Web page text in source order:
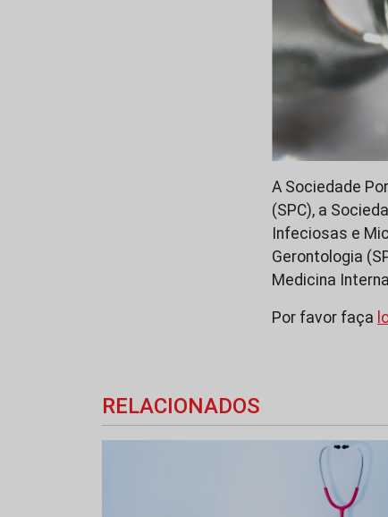
A Sociedade
(SPC), a
Infeciosas e
Gerontologia
Medicina
Por favor faça
RELACIONADOS